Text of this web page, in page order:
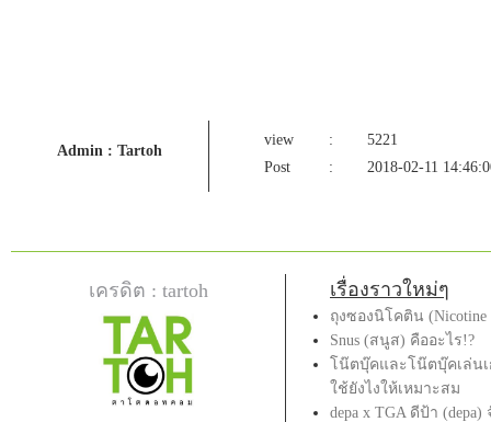
Admin : Tartoh
view :
5221
Post
: 2018-02-11
เครดิต : tartoh เรื่องราวใหม่ๆ
ถุงซองนิโคติน (Nicotine
Snus (สนูส) คืออะไร!?
โน๊ตบุ๊คและโน๊ตบุ๊คเล่น
ใช้ยังไงให้เหมาะสม
depa x TGA ดีป้า